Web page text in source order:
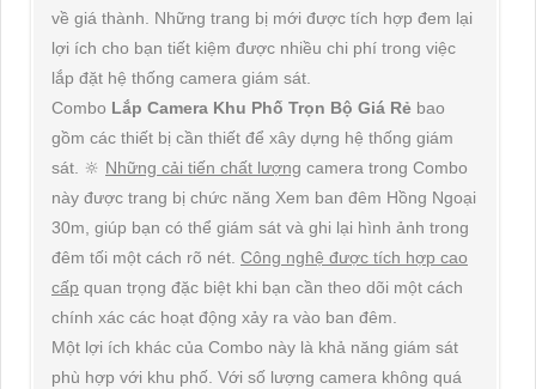
về giá thành. Những trang bị mới được tích hợp đem lại
lợi ích cho bạn tiết kiệm được nhiều chi phí trong việc
lắp đặt hệ thống camera giám sát.
Combo Lắp Camera Khu Phố Trọn Bộ Giá Rẻ bao
gồm các thiết bị cần thiết để xây dựng hệ thống giám
sát. 🔆 Những cải tiến chất lượng camera trong Combo
này được trang bị chức năng Xem ban đêm Hồng Ngoại
30m, giúp bạn có thể giám sát và ghi lại hình ảnh trong
đêm tối một cách rõ nét. Công nghệ được tích hợp cao
cấp quan trọng đặc biệt khi bạn cần theo dõi một cách
chính xác các hoạt động xảy ra vào ban đêm.
Một lợi ích khác của Combo này là khả năng giám sát
phù hợp với khu phố. Với số lượng camera không quá